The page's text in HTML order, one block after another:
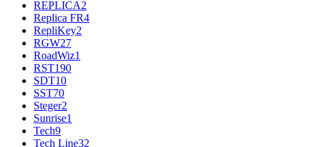
REPLICA2
Replica FR4
RepliKey2
RGW27
RoadWiz1
RST190
SDT10
SST70
Steger2
Sunrise1
Tech9
Tech Line32